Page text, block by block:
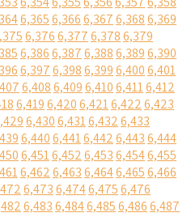
6,3656,3666,3676,3686,369
6,3766,3776,3786,379
6,3866,3876,3886,3896,390
6,3976,3986,3996,4006,401
6,4086,4096,4106,4116,412
6,4196,4206,4216,4226,423
6,4306,4316,4326,433
6,4406,4416,4426,4436,444
6,4516,4526,4536,4546,455
6,4626,4636,4646,4656,466
6,4736,4746,4756,476
6,4836,4846,4856,4866,487